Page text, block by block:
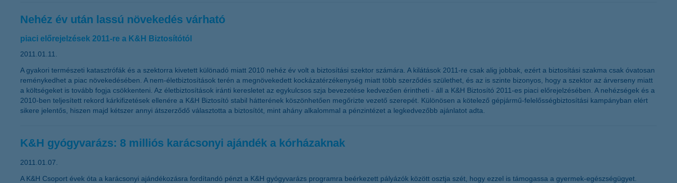
Nehéz év után lassú növekedés várható
piaci előrejelzések 2011-re a K&H Biztosítótól
2011.01.11.
A gyakori természeti katasztrófák és a szektorra kivetett különadó miatt 2010 nehéz év volt a biztosítási szektor számára. A kilátások 2011-re csak alig jobbak, ezért a biztosítási szakma csak óvatosan
reménykedhet a piac növekedésében. A nem-életbiztosítások terén a megnövekedett kockázatérzékenység miatt több szerződés születhet, és az is szinte bizonyos, hogy a szektor az árverseny miatt
a költségeket is tovább fogja csökkenteni. Az életbiztosítások iránti keresletet az egykulcsos szja bevezetése kedvezően érintheti - áll a K&H Biztosító 2011-es piaci előrejelzésében. A nehézségek és a
2010-ben teljesített rekord kárkifizetések ellenére a K&H Biztosító stabil hátterének köszönhetően megőrizte vezető szerepét. Különösen a kötelező gépjármű-felelősségbiztosítási kampányban elért
sikere jelentős, hiszen majd kétszer annyi átszerződő választotta a biztosítót, mint ahány alkalommal a pénzintézet a legkedvezőbb ajánlatot adta.
K&H gyógyvarázs: 8 milliós karácsonyi ajándék a kórházaknak
2011.01.07.
A K&H Csoport évek óta a karácsonyi ajándékozásra fordítandó pénzt a K&H gyógyvarázs programra beérkezett pályázók között osztja szét, hogy ezzel is támogassa a gyermek-egészségügyet.